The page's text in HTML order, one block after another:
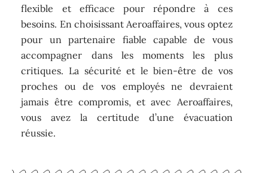
flexible et efficace pour répondre à ces
besoins. En choisissant Aeroaffaires, vous optez
pour un partenaire fiable capable de vous
accompagner dans les moments les plus
critiques. La sécurité et le bien-être de vos
proches ou de vos employés ne devraient
jamais être compromis, et avec Aeroaffaires,
vous avez la certitude d’une évacuation
réussie.